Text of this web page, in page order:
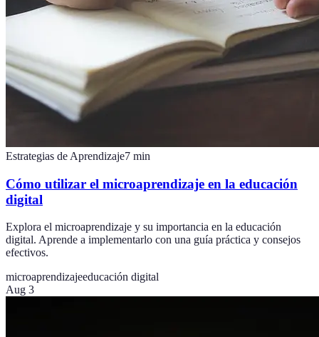
Estrategias de Aprendizaje7 min
Cómo utilizar el microaprendizaje en la educación
digital
Explora el microaprendizaje y su importancia en la educación
digital. Aprende a implementarlo con una guía práctica y consejos
efectivos.
microaprendizajeeducación digital
Aug 3